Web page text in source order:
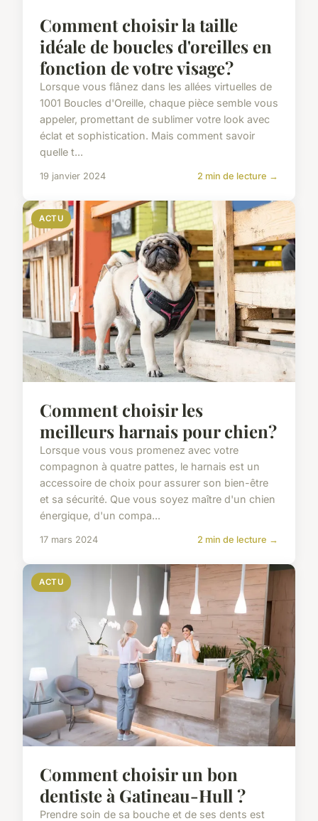
Comment choisir la taille
idéale de boucles d'oreilles en
fonction de votre visage?
Lorsque vous flânez dans les allées virtuelles de
1001 Boucles d'Oreille, chaque pièce semble vous
appeler, promettant de sublimer votre look avec
éclat et sophistication. Mais comment savoir
quelle t...
19 janvier 2024 2 min de lecture →
ACTU
Comment choisir les
meilleurs harnais pour chien?
Lorsque vous vous promenez avec votre
compagnon à quatre pattes, le harnais est un
accessoire de choix pour assurer son bien-être
et sa sécurité. Que vous soyez maître d'un chien
énergique, d'un compa...
17 mars 2024 2 min de lecture →
ACTU
Comment choisir un bon
dentiste à Gatineau-Hull ?
Prendre soin de sa bouche et de ses dents est